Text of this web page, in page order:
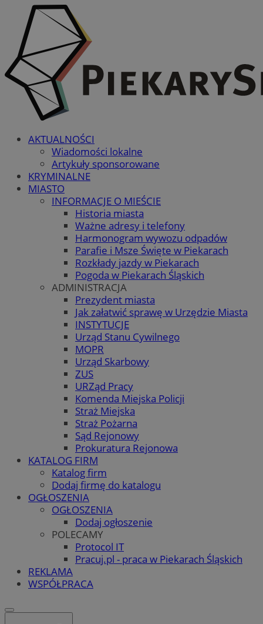
AKTUALNOŚCI
Wiadomości lokalne
Artykuły sponsorowane
KRYMINALNE
MIASTO
INFORMACJE O MIEŚCIE
Historia miasta
Ważne adresy i telefony
Harmonogram wywozu odpadów
Parafie i Msze Święte w Piekarach
Rozkłady jazdy w Piekarach
Pogoda w Piekarach Śląskich
ADMINISTRACJA
Prezydent miasta
Jak załatwić sprawę w Urzędzie Miasta
INSTYTUCJE
Urząd Stanu Cywilnego
MOPR
Urząd Skarbowy
ZUS
URZąd Pracy
Komenda Miejska Policji
Straż Miejska
Straż Pożarna
Sąd Rejonowy
Prokuratura Rejonowa
KATALOG FIRM
Katalog firm
Dodaj firmę do katalogu
OGŁOSZENIA
OGŁOSZENIA
Dodaj ogłoszenie
POLECAMY
Protocol IT
Pracuj.pl - praca w Piekarach Śląskich
REKLAMA
WSPÓŁPRACA